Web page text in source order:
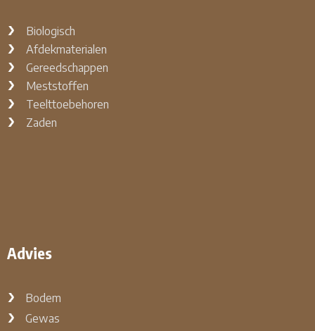
Biologisch
Afdekmaterialen
Gereedschappen
Meststoffen
Teelttoebehoren
Zaden
Advies
Bodem
Gewas